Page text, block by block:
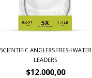
SCIENTIFIC ANGLERS FRESHWATER
LEADERS
$12.000,00